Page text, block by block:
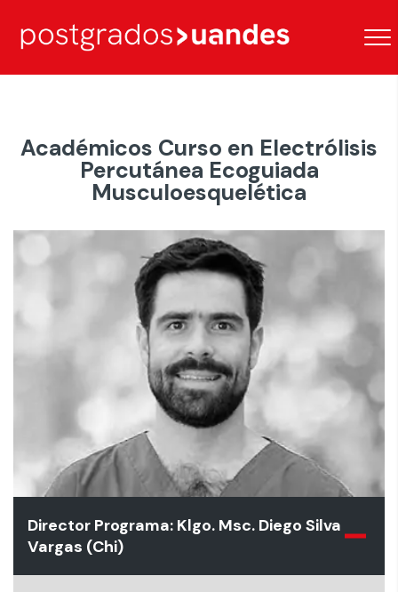
Académicos Curso en Electrólisis
Percutánea Ecoguiada
Musculoesquelética
Director Programa: Klgo. Msc. Diego Silva
Vargas (Chi)